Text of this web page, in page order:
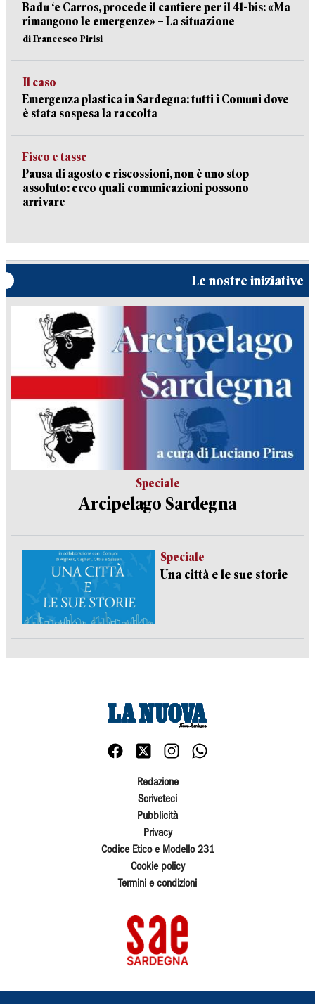
Badu ‘e Carros, procede il cantiere per il 41-bis: «Ma
rimangono le emergenze» – La situazione
di Francesco Pirisi
Il caso
Emergenza plastica in Sardegna: tutti i Comuni dove
è stata sospesa la raccolta
Fisco e tasse
Pausa di agosto e riscossioni, non è uno stop
assoluto: ecco quali comunicazioni possono
arrivare
Le nostre iniziative
Speciale
Arcipelago Sardegna
Speciale
Una città e le sue storie
Redazione
Scriveteci
Pubblicità
Privacy
Codice Etico e Modello 231
Cookie policy
Termini e condizioni